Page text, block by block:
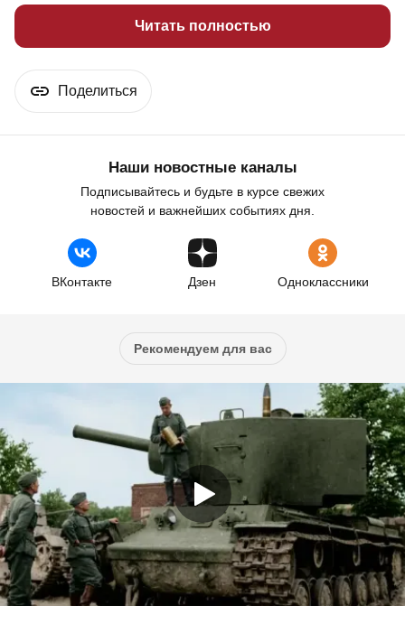
Читать полностью
Поделиться
Наши новостные каналы
Подписывайтесь и будьте в курсе свежих
новостей и важнейших событиях дня.
ВКонтакте Дзен Одноклассники
Рекомендуем для вас